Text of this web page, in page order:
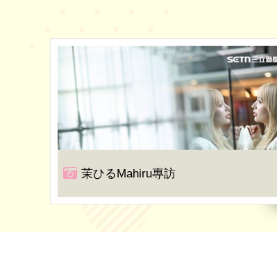
茉ひるMahiru專訪